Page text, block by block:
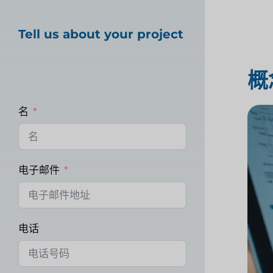
Tell us about your project
名
电子邮件
电话